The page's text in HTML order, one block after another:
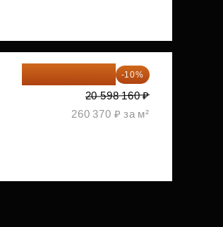
-10%
20 598 160 ₽
260 370 ₽ за м²